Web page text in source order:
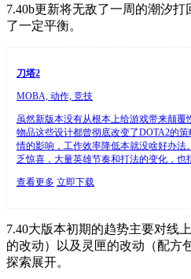
7.40b更新将无敌了一周的潮汐
了一定平衡。
刀塔2
MOBA, 动作, 竞技
虽然新版本没有从根本上给游戏带来颠覆
物品这些设计都曾彻底改变了DOTA2的
情的影响，工作效率降低本就没啥好办法
乏惊喜，大量英雄节奏和打法的变化，也
查看更多 立即下载
7.40大版本初期的趋势主要对线
的改动）以及灵匣的改动（配方
探索展开。